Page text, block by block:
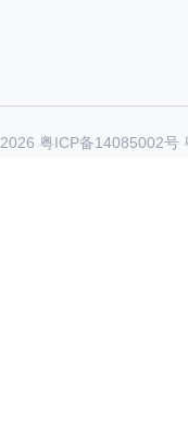
2026 粤ICP备14085002号